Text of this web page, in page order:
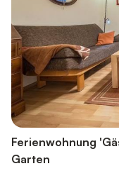
Ferienwohnung
Garten